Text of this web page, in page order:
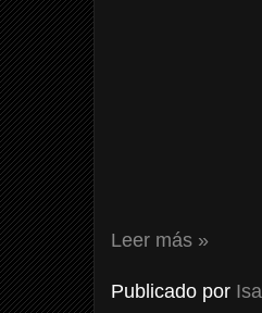
Leer más »
Publicado por